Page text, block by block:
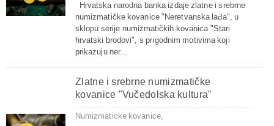
Hrvatska narodna banka izdaje zlatne i srebrne
numizmatičke kovanice "Neretvanska lađa", u
sklopu serije numizmatičkih kovanica "Stari
hrvatski brodovi", s prigodnim motivima koji
prikazuju ner...
Zlatne i srebrne numizmatičke
kovanice "Vučedolska kultura"
Numizmaticke kovanice,